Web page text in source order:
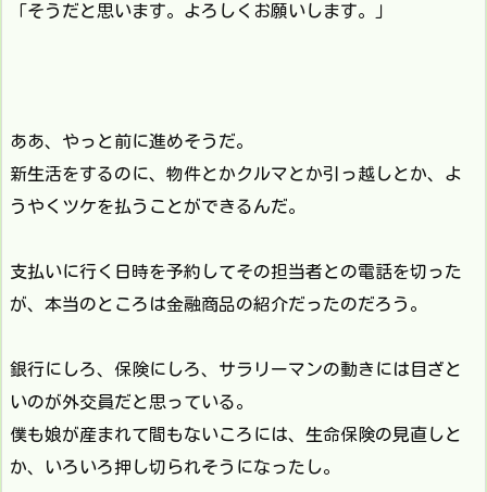
「そうだと思います。よろしくお願いします。」
ああ、やっと前に進めそうだ。
新生活をするのに、物件とかクルマとか引っ越しとか、よ
うやくツケを払うことができるんだ。
支払いに行く日時を予約してその担当者との電話を切った
が、本当のところは金融商品の紹介だったのだろう。
銀行にしろ、保険にしろ、サラリーマンの動きには目ざと
いのが外交員だと思っている。
僕も娘が産まれて間もないころには、生命保険の見直しと
か、いろいろ押し切られそうになったし。